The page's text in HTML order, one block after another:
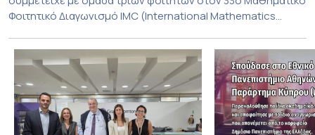
Φοιτητικό Διαγωνισμό IMC (International Mathematics
Ιουλίου στο Blagoevgrad της Βουλγαρίας. Σε αυτόν
συμμετείχαν 447 φοιτητές εκπροσωπώντας 135
πανεπιστήμια από 46 χώρες. Από την Ελλάδα, συμμετείχαν
επίσης το Εθνικό Μετσόβιο Πολυτεχνείο, το Αριστοτέλειο
Πανεπιστήμιο […]